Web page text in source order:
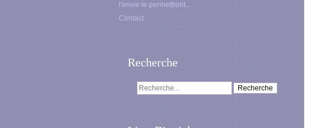
l'envie le permettront...
Contact
Recherche